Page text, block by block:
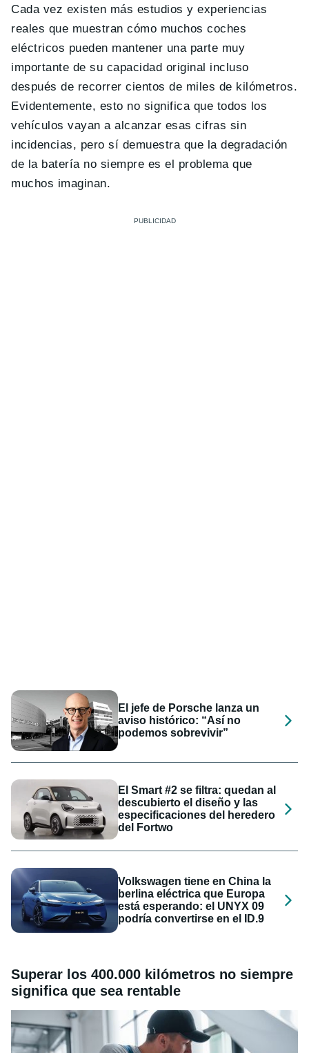
Cada vez existen más estudios y experiencias
reales que muestran cómo muchos coches
eléctricos pueden mantener una parte muy
importante de su capacidad original incluso
después de recorrer cientos de miles de kilómetros.
Evidentemente, esto no significa que todos los
vehículos vayan a alcanzar esas cifras sin
incidencias, pero sí demuestra que la degradación
de la batería no siempre es el problema que
muchos imaginan.
El jefe de Porsche lanza un
aviso histórico: “Así no
podemos sobrevivir”
El Smart #2 se filtra: quedan al
descubierto el diseño y las
especificaciones del heredero
del Fortwo
Volkswagen tiene en China la
berlina eléctrica que Europa
está esperando: el UNYX 09
podría convertirse en el ID.9
Superar los 400.000 kilómetros no siempre
significa que sea rentable